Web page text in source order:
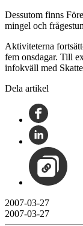
Dessutom finns
mingel och
Aktiviteterna
fem onsdagar. Till
infokväll med
Dela artikel
2007-03-27
2007-03-27